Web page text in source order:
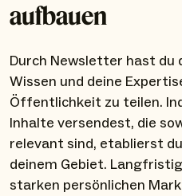
aufbauen
Durch Newsletter hast du
Wissen und deine
Öffentlichkeit zu teilen.
Inhalte versendest, die
relevant sind, etablierst
deinem Gebiet.
starken persönlichen